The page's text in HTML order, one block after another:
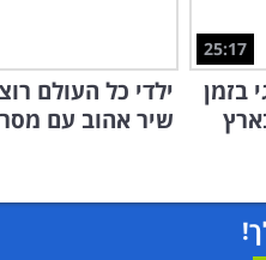
25:17
בזמן
ילדי כל העולם
שיר אהוב עם